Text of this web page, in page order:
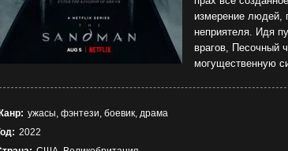
измерение людей,
неприятеля. Идя
врагов, Песочный
могущественную
ужасы, фэнтези, боевик, драма
2022